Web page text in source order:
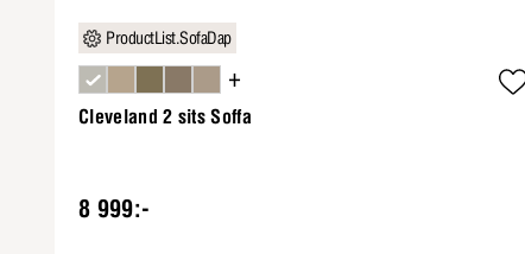
ProductList.SofaDap
+
Cleveland 2 sits Soffa
8 999:-